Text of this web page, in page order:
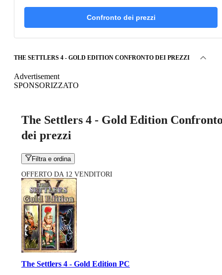
Confronto dei prezzi
THE SETTLERS 4 - GOLD EDITION CONFRONTO DEI PREZZI
Advertisement
SPONSORIZZATO
The Settlers 4 - Gold Edition
dei prezzi
Filtra e ordina
OFFERTO DA 12 VENDITORI
The Settlers 4 - Gold Edition PC